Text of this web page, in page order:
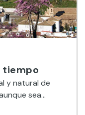
tiempo
y natural de
sea